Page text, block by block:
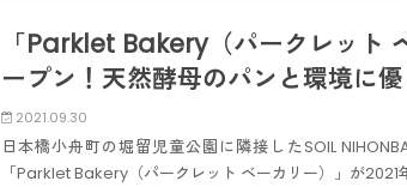
「Parklet Bakery（パークレット
ープン！天然酵母のパンと環境に
2021.09.30
日本橋小舟町の堀留児童公園に隣接したSOIL
「Parklet Bakery（パークレット ベーカリー）」が2021